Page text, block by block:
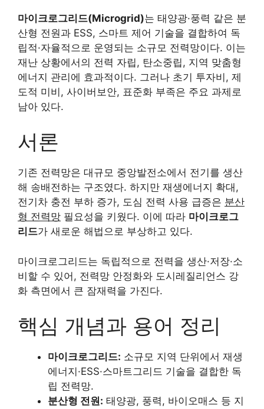
마이크로그리드(Microgrid)는 태양광·풍력 같은 분
산형 전원과 ESS, 스마트 제어 기술을 결합하여 독
립적·자율적으로 운영되는 소규모 전력망이다. 이는
재난 상황에서의 전력 자립, 탄소중립, 지역 맞춤형
에너지 관리에 효과적이다. 그러나 초기 투자비, 제
도적 미비, 사이버보안, 표준화 부족은 주요 과제로
남아 있다.
서론
기존 전력망은 대규모 중앙발전소에서 전기를 생산
해 송배전하는 구조였다. 하지만 재생에너지 확대,
전기차 충전 부하 증가, 도심 전력 사용 급증은 분산
형 전력망 필요성을 키웠다. 이에 따라 마이크로그
리드가 새로운 해법으로 부상하고 있다.
마이크로그리드는 독립적으로 전력을 생산·저장·소
비할 수 있어, 전력망 안정화와 도시레질리언스 강
화 측면에서 큰 잠재력을 가진다.
핵심 개념과 용어 정리
마이크로그리드: 소규모 지역 단위에서 재생
에너지·ESS·스마트그리드 기술을 결합한 독
립 전력망.
분산형 전원: 태양광, 풍력, 바이오매스 등 지